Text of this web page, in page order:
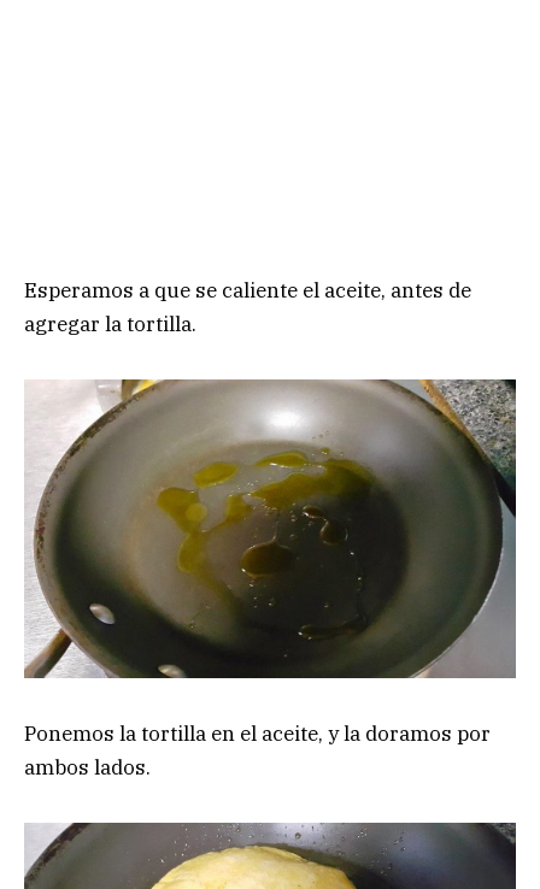
Esperamos a que se caliente el aceite, antes de
agregar la tortilla.
Ponemos la tortilla en el aceite, y la doramos por
ambos lados.